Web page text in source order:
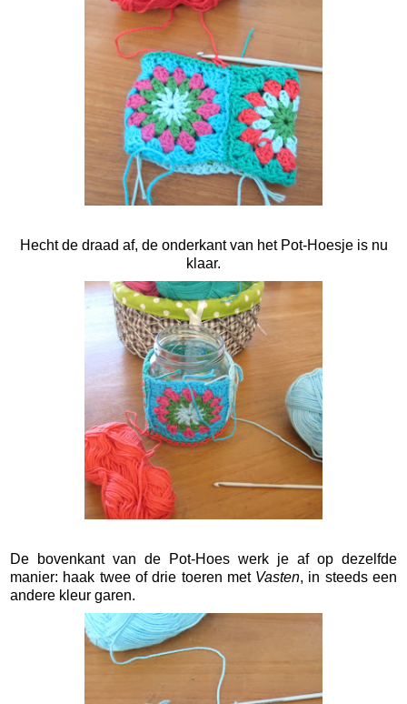
Hecht de draad af, de onderkant van het Pot-Hoesje is nu
klaar.
De bovenkant van de Pot-Hoes werk je af op dezelfde
manier: haak twee of drie toeren met Vasten, in steeds een
andere kleur garen.